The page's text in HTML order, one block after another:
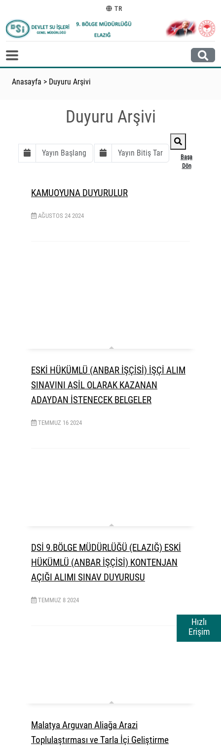
Hızlı
Erişim
TR
Anasayfa > Duyuru Arşivi
Duyuru Arşivi
Başa
Dön
KAMUOYUNA DUYURULUR
AĞUSTOS 24 2024
ESKİ HÜKÜMLÜ (ANBAR İŞÇİSİ) İŞÇİ ALIM
SINAVINI ASİL OLARAK KAZANAN
ADAYDAN İSTENECEK BELGELER
TEMMUZ 16 2024
DSİ 9.BÖLGE MÜDÜRLÜĞÜ (ELAZIĞ) ESKİ
HÜKÜMLÜ (ANBAR İŞÇİSİ) KONTENJAN
AÇIĞI ALIMI SINAV DUYURUSU
TEMMUZ 8 2024
Malatya Arguvan Aliağa Arazi
Toplulaştırması ve Tarla İçi Geliştirme